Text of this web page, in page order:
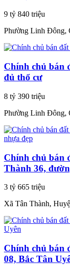
9 tỷ 840 triệu
Phường Linh Đông,
Chính chủ bán
đủ thổ cư
8 tỷ 390 triệu
Phường Linh Đông,
Chính chủ bán
Thành 36,
3 tỷ 665 triệu
Xã Tân Thành,
Chính chủ bán
08, Bắc Tân